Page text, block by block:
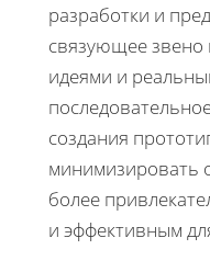
разработки и
связующее звено
идеями и
создания
минимизировать
более
и эффективным